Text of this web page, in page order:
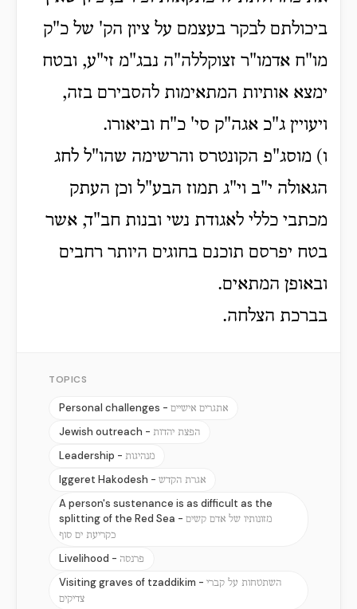
ביכולתם לבקר בעצמם על ציון הק' של כ"ק
מו"ח אדמו"ר זצוקללה"ה נבג"מ זי"ע, ובטח
ימצא אותיות המתאימות להסבירם בזה,
ויעויין ג"כ אגה"ק סי' כ"ח וביאורו.
ו) מוסג"פ הקונטרס והרשימה שהו"ל לחג
הגאולה י"ב וי"ג תמוז הבע"ל וכן העתק
מכתבי כללי לאגודת נשי ובנות חב"ד, אשר
בטח יפרסם תוכנם בחוגים היותר רחבים
ובאופן המתאים.
בברכת הצלחה.
TOPICS
Personal challenges - אתגרים אישיים
Jewish outreach - הפצת יהדות
Leadership - מנהיגות
Iggeret Hakodesh - אגרת הקדש
A person's sustenance is as difficult as the
splitting of the Red Sea - מזונותיו של אדם קשים
כקריעת ים סוף
Livelihood - פרנסה
Visiting graves of tzaddikim - השתטחות על קברי
צדיקים